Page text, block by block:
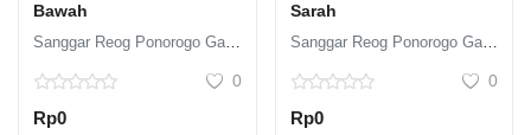
Bawah
Sanggar Reog Ponorogo Galuh
0
Rp0
Sarah
Sanggar Reog Ponorogo Galuh
0
Rp0